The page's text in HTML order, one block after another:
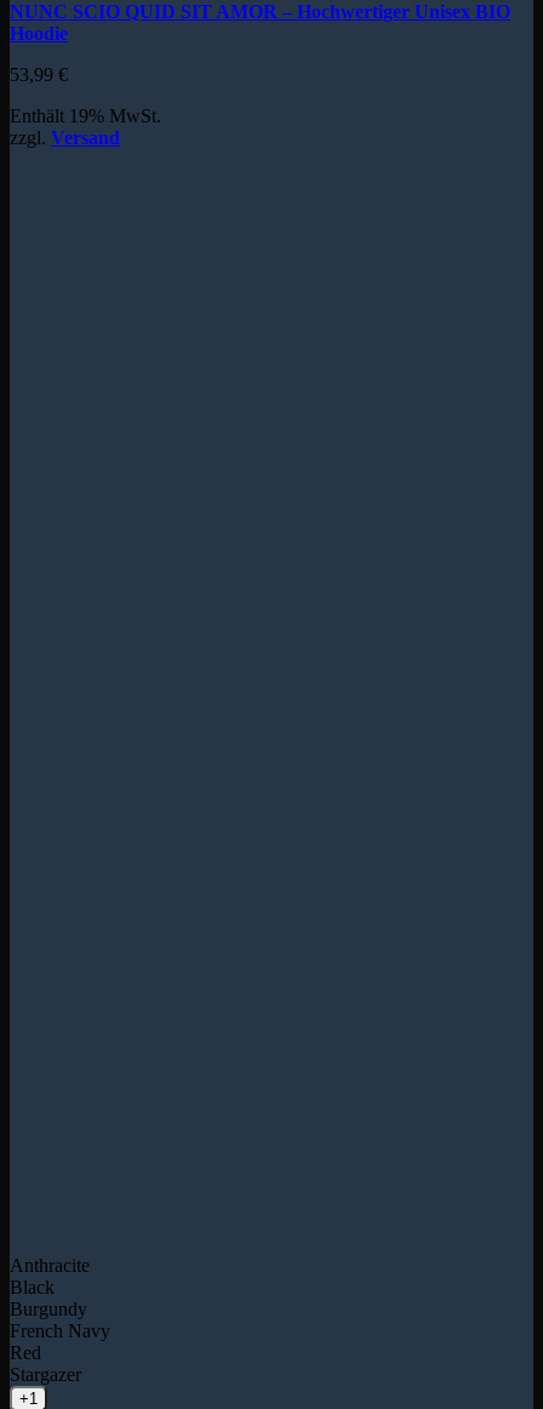
NUNC SCIO QUID SIT AMOR – Hochwertiger Unisex BIO
Hoodie
53,99 €
Enthält 19% MwSt.
zzgl. Versand
Anthracite
Black
Burgundy
French Navy
Red
Stargazer
+1